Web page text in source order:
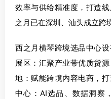
效率与供给精准度，打造
之月已在深圳、汕头成立跨
西之月横琴跨境选品中心
展区：汇聚产业带优质货
地：赋能跨境内容电商，
中心：AI选品、数据洞察